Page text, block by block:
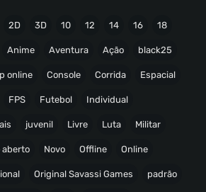
2D 3D 10 12 14 16 18
Anime Aventura Ação black25
online Console Corrida Espacial
FPS Futebol Individual
juvenil Livre Luta Militar
aberto Novo Offline Online
Original Savassi Games padrão